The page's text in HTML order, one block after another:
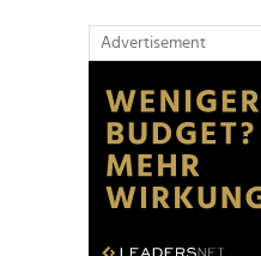
Advertisement